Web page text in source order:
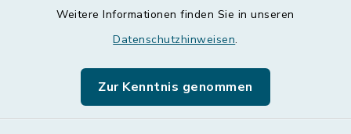
Weitere Informationen finden Sie in unseren
Datenschutzhinweisen.
Zur Kenntnis genommen
Datenschutz
Leichte Sprache